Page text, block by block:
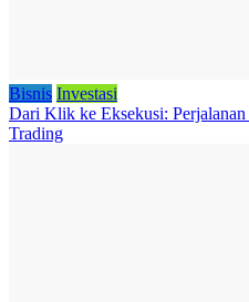
Bisnis Investasi
Dari Klik ke Eksekusi:
Trading